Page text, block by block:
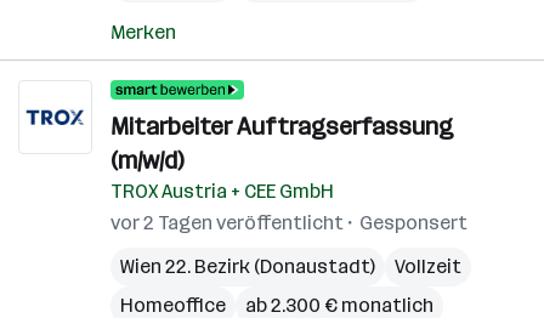
Merken
Mitarbeiter Auftragserfassung
(m/w/d)
TROX Austria + CEE GmbH
vor 2 Tagen veröffentlicht
Gesponsert
Wien 22. Bezirk (Donaustadt)
Vollzeit
Homeoffice
ab 2.300 € monatlich